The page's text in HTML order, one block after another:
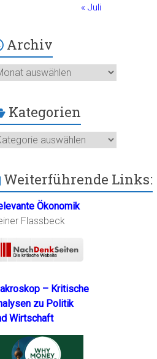
« Juli
Archiv
Kategorien
Weiterführende Links:
Ökonomik
Flassbeck
– Kritische
zu Politik
Wirtschaft